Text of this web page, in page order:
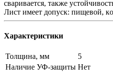
сваривается, также
Лист имеет допуск: пищевой,
Характеристики
Толщина, мм
5
Наличие УФ-защиты Нет